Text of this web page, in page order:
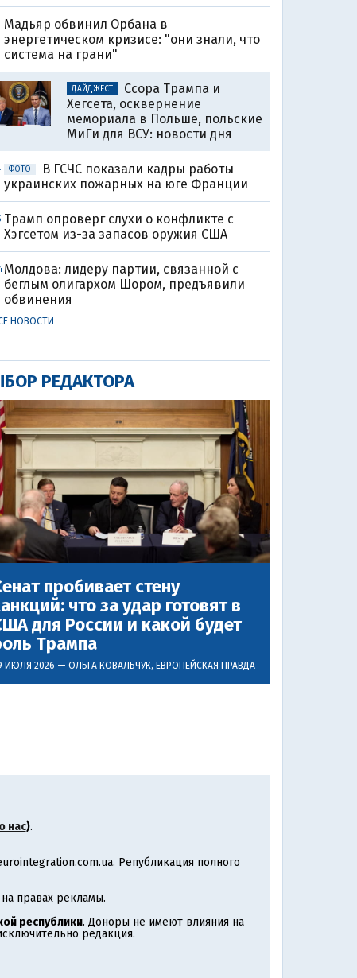
Мадьяр обвинил Орбана в
энергетическом кризисе: "они знали, что
система на грани"
ДАЙДЖЕСТ
Ссора Трампа и
Хегсета, осквернение
мемориала в Польше, польские
МиГи для ВСУ: новости дня
ФОТО
В ГСЧС показали кадры работы
украинских пожарных на юге Франции
Трамп опроверг слухи о конфликте с
Хэгсетом из-за запасов оружия США
Молдова: лидеру партии, связанной с
беглым олигархом Шором, предъявили
обвинения
НОВОСТИ
РЕДАКТОРА
пробивает стену
что за удар готовят в
для России и какой будет
Трампа
ИЮЛЯ 2026 — ОЛЬГА КОВАЛЬЧУК, ЕВРОПЕЙСКАЯ ПРАВДА
нас).
Републикация полного
правах рекламы.
республики. Доноры не имеют влияния на
редакция.